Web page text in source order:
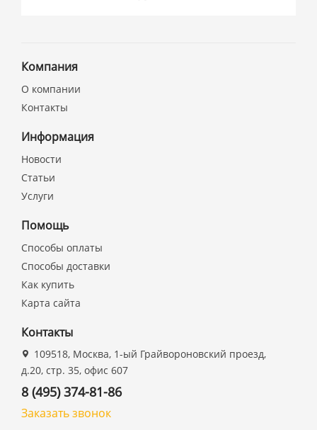
Компания
О компании
Контакты
Информация
Новости
Статьи
Услуги
Помощь
Способы оплаты
Способы доставки
Как купить
Карта сайта
Контакты
109518, Москва, 1-ый Грайвороновский проезд,
д.20, стр. 35, офис 607
8 (495) 374-81-86
Заказать звонок